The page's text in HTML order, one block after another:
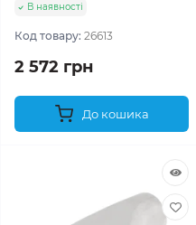
В наявності
Код товару: 26613
2 572 грн
До кошика